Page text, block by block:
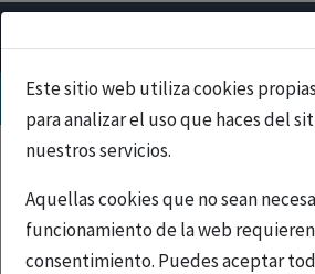
Este sitio web utiliza cookies
para analizar el uso que haces del
nuestros servicios.
Aquellas cookies que no sean
funcionamiento de la web
consentimiento. Puedes aceptar